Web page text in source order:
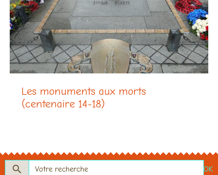
Les monuments aux morts
(centenaire 14-18)
OK